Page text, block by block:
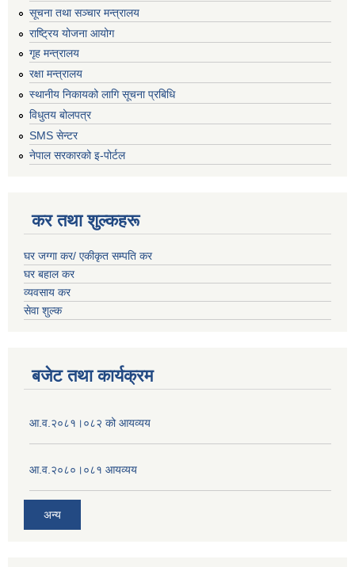
सूचना तथा सञ्चार मन्त्रालय
राष्ट्रिय योजना आयोग
गृह मन्त्रालय
रक्षा मन्त्रालय
स्थानीय निकायको लागि सूचना प्रबिधि
विधुतय बोलपत्र
SMS सेन्टर
नेपाल सरकारको इ-पोर्टल
कर तथा शुल्कहरू
घर जग्गा कर/ एकीकृत सम्पति कर
घर बहाल कर
व्यवसाय कर
सेवा शुल्क
बजेट तथा कार्यक्रम
आ.व.२०८१।०८२ को आयव्यय
आ.व.२०८०।०८१ आयव्यय
अन्य